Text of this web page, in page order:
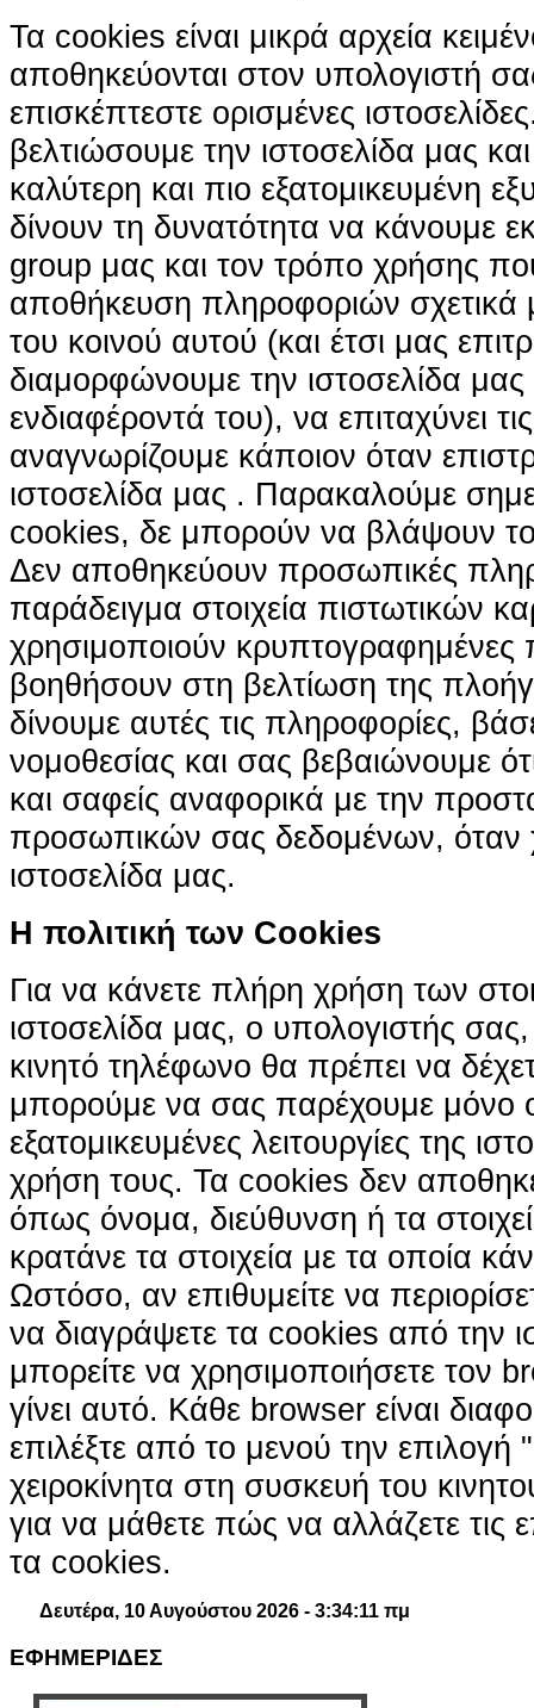
Τα cookies είναι μικρά αρχεία
αποθηκεύονται στον υπολογιστή
επισκέπτεστε ορισμένες
βελτιώσουμε την ιστοσελίδα μας
καλύτερη και πιο εξατομικευμένη
δίνουν τη δυνατότητα να κάνουμε
group μας και τον τρόπο χρήσης
αποθήκευση πληροφοριών σχετικά
του κοινού αυτού (και έτσι μας
διαμορφώνουμε την ιστοσελίδα
ενδιαφέροντά του), να επιταχύνει
αναγνωρίζουμε κάποιον όταν
ιστοσελίδα μας . Παρακαλούμε
cookies, δε μπορούν να βλάψουν
Δεν αποθηκεύουν προσωπικές
παράδειγμα στοιχεία πιστωτικών
χρησιμοποιούν κρυπτογραφημένες
βοηθήσουν στη βελτίωση της
δίνουμε αυτές τις πληροφορίες,
νομοθεσίας και σας βεβαιώνουμε ότι
και σαφείς αναφορικά με την
προσωπικών σας δεδομένων, όταν
ιστοσελίδα μας.
H πολιτική των Cookies
Για να κάνετε πλήρη χρήση των
ιστοσελίδα μας, ο υπολογιστής
κινητό τηλέφωνο θα πρέπει να
μπορούμε να σας παρέχουμε μόνο
εξατομικευμένες λειτουργίες της
χρήση τους. Τα cookies δεν
όπως όνομα, διεύθυνση ή τα
κρατάνε τα στοιχεία με τα οποία
Ωστόσο, αν επιθυμείτε να
να διαγράψετε τα cookies από την
μπορείτε να χρησιμοποιήσετε τον
γίνει αυτό. Κάθε browser είναι
επιλέξτε από το μενού την επιλογή
χειροκίνητα στη συσκευή του
για να μάθετε πώς να αλλάζετε τις
τα cookies.
Δευτέρα, 10 Αυγούστου 2026 - 3:34:12 πμ
ΕΦΗΜΕΡΙΔΕΣ